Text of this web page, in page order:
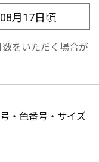
08月17日頃
をいただく場合が
・色番号・サイズ